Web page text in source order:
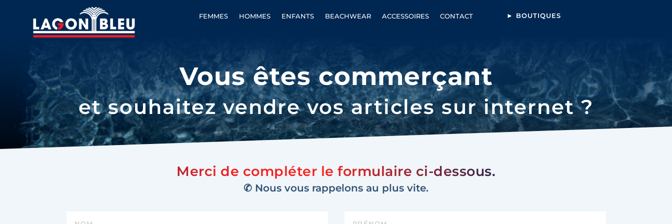
FEMMES HOMMES ENFANTS BEACHWEAR ACCESSOIRES CONTACT ► BOUTIQUES
Vous êtes commerçant
et souhaitez vendre vos articles sur internet ?
Merci de compléter le formulaire ci-dessous.
✆ Nous vous rappelons au plus vite.